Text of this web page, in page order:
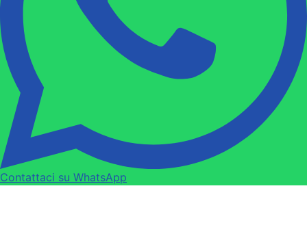
Contattaci su WhatsApp